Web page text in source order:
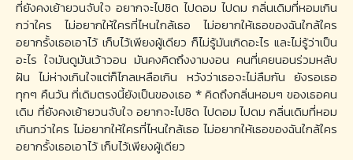
ที่ยังคงเย้ายวนจับใจ อยากจะไปชิด ไปดอม ไปดม กลิ่นเดิมที่หอมเกิน
กว่าใคร ไม่อยากให้ใครที่ไหนใกล้เธอ ไม่อยากให้เธอของฉันใกล้ใคร
อยากรั้งเธอเอาไว้ เก็บไว้เพียงผู้เดียว ก็ไม่รู้มันเกิดอะไร และไม่รู้ว่าเป็น
อะไร ใจมันดูมันเว้าวอน มันคงคิดถึงงามงอน คนที่เคยนอนร่วมหลับ
ฝัน ไม่ห่างเกินใจแต่ก็ไกลเหลือเกิน หวังว่าเธอจะไม่ลืมกัน ยังรอเธอ
ทุกๆ คืนวัน ที่เดิมตรงนี้ยังเป็นของเธอ * คิดถึงกลิ่นหอมๆ ของเธอคน
เดิม ที่ยังคงเย้ายวนจับใจ อยากจะไปชิด ไปดอม ไปดม กลิ่นเดิมที่หอม
เกินกว่าใคร ไม่อยากให้ใครที่ไหนใกล้เธอ ไม่อยากให้เธอของฉันใกล้ใคร
อยากรั้งเธอเอาไว้ เก็บไว้เพียงผู้เดียว